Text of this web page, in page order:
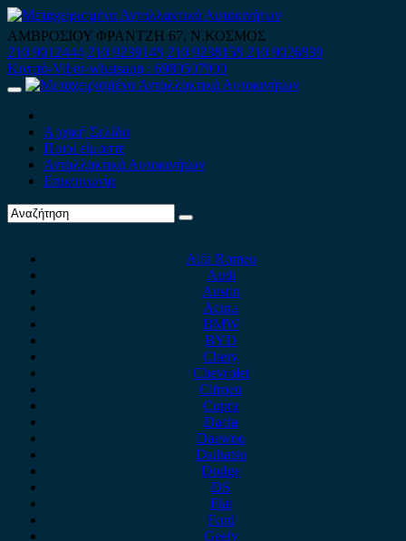
Skip
to
content
ΑΜΒΡΟΣΙΟΥ ΦΡΑΝΤΖΗ 67, Ν.ΚΟΣΜΟΣ
210 9012444 210 9239148 210 9238158 210 9026839
Κινητό-Viber-whatsapp : 6980507900
Primary
Αρχική Σελίδα
Ποιοί είμαστε
Ανταλλακτικά Αυτοκινήτων
Επικοινωνία
Alfa Romeo
Audi
Austin
Acura
BMW
BYD
Chery
Chevrolet
Citroen
Cupra
Dacia
Daewoo
Daihatsu
Dodge
DS
Fiat
Ford
Geely